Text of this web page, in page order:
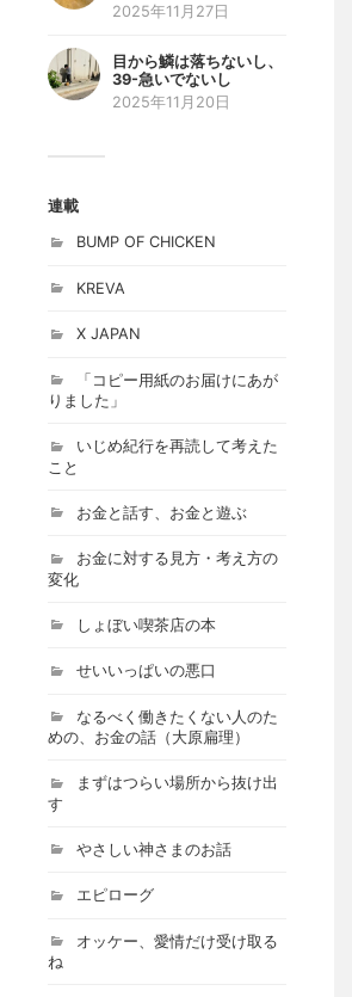
2025年11月27日
目から鱗は落ちないし、
39-急いでないし
2025年11月20日
連載
BUMP OF CHICKEN
KREVA
X JAPAN
「コピー用紙のお届けにあが
りました」
いじめ紀行を再読して考えた
こと
お金と話す、お金と遊ぶ
お金に対する見方・考え方の
変化
しょぼい喫茶店の本
せいいっぱいの悪口
なるべく働きたくない人のた
めの、お金の話（大原扁理）
まずはつらい場所から抜け出
す
やさしい神さまのお話
エピローグ
オッケー、愛情だけ受け取る
ね